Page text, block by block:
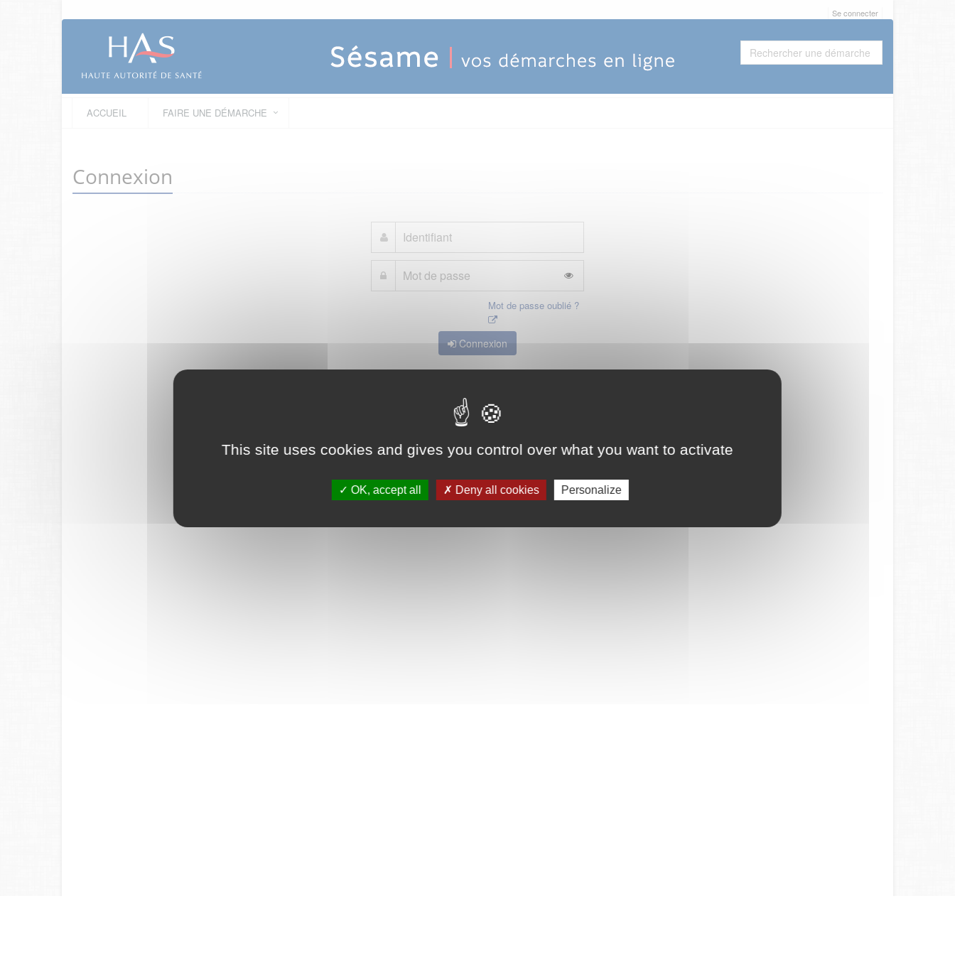
This site uses cookies and gives you control over what you want to activate
OK, accept all Deny all cookies Personalize
Se connecter
ACCUEIL FAIRE UNE DÉMARCHE
Connexion
Mot de passe oublié ?
Connexion